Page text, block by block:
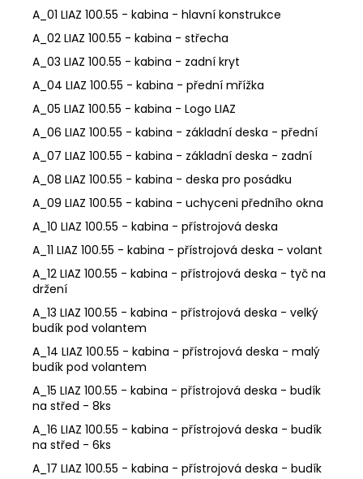
A_01 LIAZ 100.55 - kabina - hlavní konstrukce
A_02 LIAZ 100.55 - kabina - střecha
A_03 LIAZ 100.55 - kabina - zadní kryt
A_04 LIAZ 100.55 - kabina - přední mřížka
A_05 LIAZ 100.55 - kabina - Logo LIAZ
A_06 LIAZ 100.55 - kabina - základní deska - přední
A_07 LIAZ 100.55 - kabina - základní deska - zadní
A_08 LIAZ 100.55 - kabina - deska pro posádku
A_09 LIAZ 100.55 - kabina - uchyceni předního okna
A_10 LIAZ 100.55 - kabina - přístrojová deska
A_11 LIAZ 100.55 - kabina - přístrojová deska - volant
A_12 LIAZ 100.55 - kabina - přístrojová deska - tyč na
držení
A_13 LIAZ 100.55 - kabina - přístrojová deska - velký
budík pod volantem
A_14 LIAZ 100.55 - kabina - přístrojová deska - malý
budík pod volantem
A_15 LIAZ 100.55 - kabina - přístrojová deska - budík
na střed - 8ks
A_16 LIAZ 100.55 - kabina - přístrojová deska - budík
na střed - 6ks
A_17 LIAZ 100.55 - kabina - přístrojová deska - budík